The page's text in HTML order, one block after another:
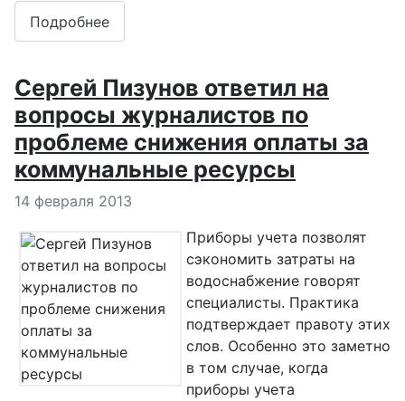
Подробнее
Сергей Пизунов ответил на
вопросы журналистов по
проблеме снижения оплаты за
коммунальные ресурсы
Информация о материале
14 февраля 2013
Приборы учета позволят
сэкономить затраты на
водоснабжение говорят
специалисты. Практика
подтверждает правоту этих
слов. Особенно это заметно
в том случае, когда
приборы учета